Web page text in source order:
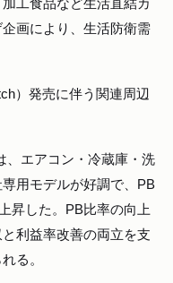
工食品など生活直結カ
画により、生活防衛需
）発売に伴う関連周辺
、エアコン・冷蔵庫・洗
用モデルが好調で、PB
昇した。PB比率の向上
利益率改善の両立を支
る。